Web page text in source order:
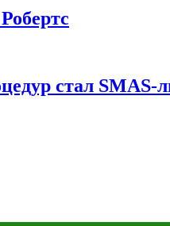
стал SMAS-